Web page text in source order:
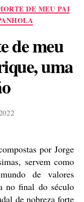
Conde
Alarcos,
dois
cordéis
ibéricos”
DE MEU PAI
de meu
uma
por Jorge
servem como
de valores
no final do século
de nobreza forte